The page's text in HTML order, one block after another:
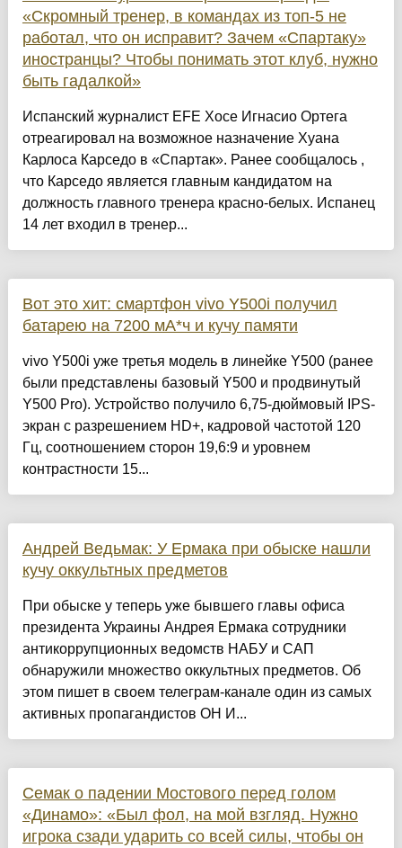
«Скромный тренер, в командах из топ-5 не
работал, что он исправит? Зачем «Спартаку»
иностранцы? Чтобы понимать этот клуб, нужно
быть гадалкой»
Испанский журналист EFE Хосе Игнасио Ортега
отреагировал на возможное назначение Хуана
Карлоса Карседо в «Спартак». Ранее сообщалось ,
что Карседо является главным кандидатом на
должность главного тренера красно-белых. Испанец
14 лет входил в тренер...
Вот это хит: смартфон vivo Y500i получил
батарею на 7200 мА*ч и кучу памяти
vivo Y500i уже третья модель в линейке Y500 (ранее
были представлены базовый Y500 и продвинутый
Y500 Pro). Устройство получило 6,75-дюймовый IPS-
экран с разрешением HD+, кадровой частотой 120
Гц, соотношением сторон 19,6:9 и уровнем
контрастности 15...
Андрей Ведьмак: У Ермака при обыске нашли
кучу оккультных предметов
При обыске у теперь уже бывшего главы офиса
президента Украины Андрея Ермака сотрудники
антикоррупционных ведомств НАБУ и САП
обнаружили множество оккультных предметов. Об
этом пишет в своем телеграм-канале один из самых
активных пропагандистов ОН И...
Семак о падении Мостового перед голом
«Динамо»: «Был фол, на мой взгляд. Нужно
игрока сзади ударить со всей силы, чтобы он